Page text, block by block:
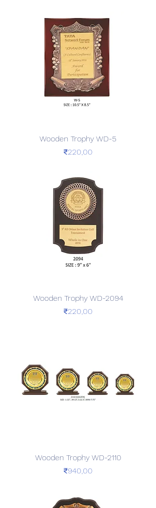
Wooden Trophy WD-5
Price
₹220,00
Wooden Trophy WD-2094
Price
₹220,00
Wooden Trophy WD-2110
Price
₹940,00